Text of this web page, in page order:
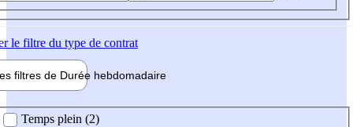
le filtre du type de contrat
filtres de Durée hebdomadaire
Temps plein (2)